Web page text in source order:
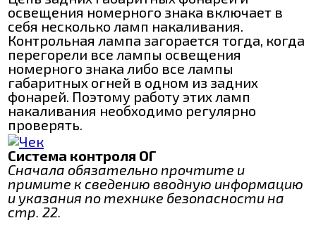
освещения номерного знака включает в
себя несколько ламп накаливания.
Контрольная лампа загорается тогда, когда
перегорели все лампы освещения
номерного знака либо все лампы
габаритных огней в одном из задних
фонарей. Поэтому работу этих ламп
накаливания необходимо регулярно
проверять.
Система контроля ОГ
Сначала обязательно прочтите и
примите к сведению вводную информацию
и указания по технике безопасности на
стр. 22.